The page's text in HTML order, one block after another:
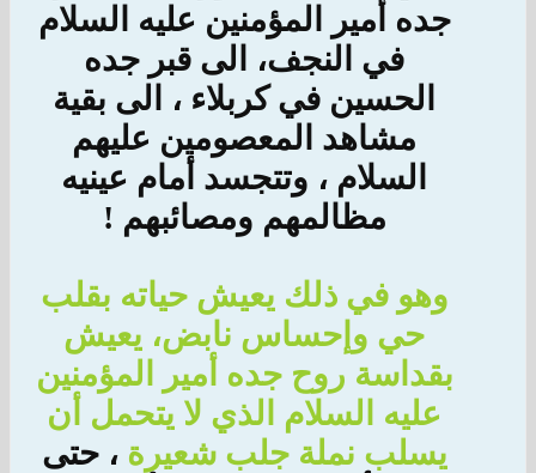
جده أمير المؤمنين عليه السلام
في النجف، الى قبر جده
الحسين في كربلاء ، الى بقية
مشاهد المعصومين عليهم
السلام ، وتتجسد أمام عينيه
مظالمهم ومصائبهم !
وهو في ذلك يعيش حياته بقلب
حي وإحساس نابض، يعيش
بقداسة روح جده أمير المؤمنين
عليه السلام الذي لا يتحمل أن
يسلب نملة جلب شعيرة، حتى